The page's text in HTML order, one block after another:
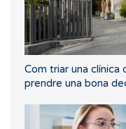
Com triar una
prendre una bona